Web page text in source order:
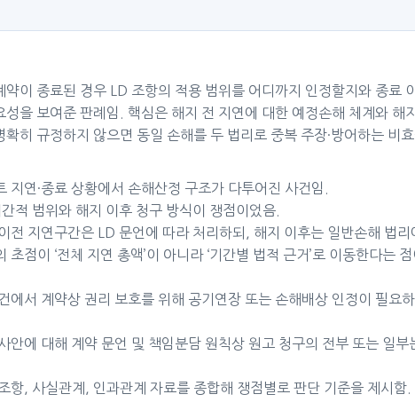
약이 종료된 경우 LD 조항의 적용 범위를 어디까지 인정할지와 종료
성을 보여준 판례임. 핵심은 해지 전 지연에 대한 예정손해 체계와
확히 규정하지 않으면 동일 손해를 두 법리로 중복 주장·방어하는 비
지연·종료 상황에서 손해산정 구조가 다투어진 사건임.
적 범위와 해지 이후 청구 방식이 쟁점이었음.
전 지연구간은 LD 문언에 따라 처리하되, 해지 이후는 일반손해 법리
초점이 ‘전체 지연 총액’이 아니라 ‘기간별 법적 근거’로 이동한다는
에서 계약상 권리 보호를 위해 공기연장 또는 손해배상 인정이 필요
안에 대해 계약 문언 및 책임분담 원칙상 원고 청구의 전부 또는 일부
항, 사실관계, 인과관계 자료를 종합해 쟁점별로 판단 기준을 제시함.